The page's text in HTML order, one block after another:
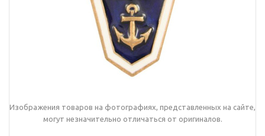
Изображения товаров на фотографиях, представленных на сайте,
могут незначительно отличаться от оригиналов.